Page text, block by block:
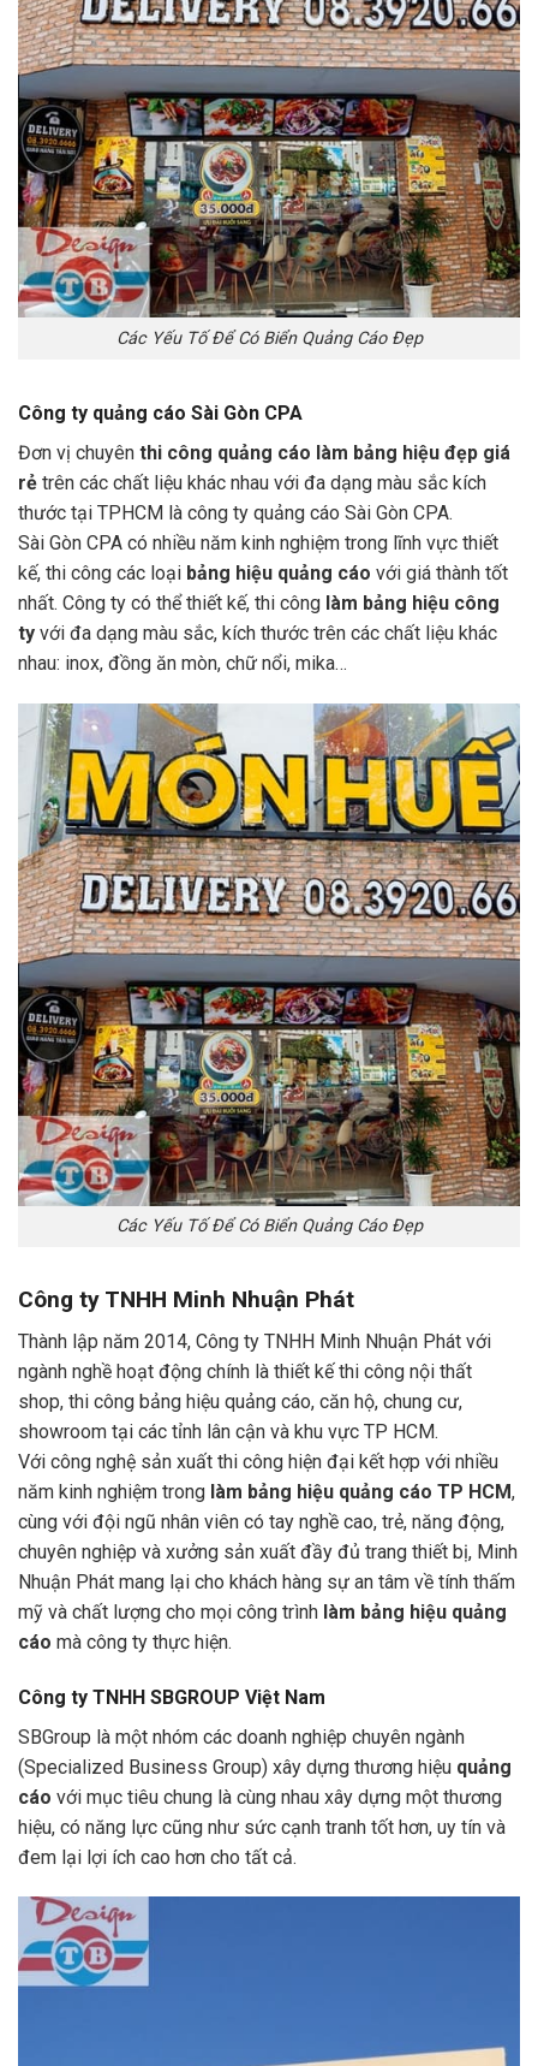
Các Yếu Tố Để Có Biển Quảng Cáo Đẹp
Công ty quảng cáo Sài Gòn CPA
Đơn vị chuyên thi công quảng cáo làm bảng hiệu đẹp giá
rẻ trên các chất liệu khác nhau với đa dạng màu sắc kích
thước tại TPHCM là công ty quảng cáo Sài Gòn CPA.
Sài Gòn CPA có nhiều năm kinh nghiệm trong lĩnh vực thiết
kế, thi công các loại bảng hiệu quảng cáo với giá thành tốt
nhất. Công ty có thể thiết kế, thi công làm bảng hiệu công
ty với đa dạng màu sắc, kích thước trên các chất liệu khác
nhau: inox, đồng ăn mòn, chữ nổi, mika…
Các Yếu Tố Để Có Biển Quảng Cáo Đẹp
Công ty TNHH Minh Nhuận Phát
Thành lập năm 2014, Công ty TNHH Minh Nhuận Phát với
ngành nghề hoạt động chính là thiết kế thi công nội thất
shop, thi công bảng hiệu quảng cáo, căn hộ, chung cư,
showroom tại các tỉnh lân cận và khu vực TP HCM.
Với công nghệ sản xuất thi công hiện đại kết hợp với nhiều
năm kinh nghiệm trong làm bảng hiệu quảng cáo TP HCM,
cùng với đội ngũ nhân viên có tay nghề cao, trẻ, năng động,
chuyên nghiệp và xưởng sản xuất đầy đủ trang thiết bị, Minh
Nhuận Phát mang lại cho khách hàng sự an tâm về tính thấm
mỹ và chất lượng cho mọi công trình làm bảng hiệu quảng
cáo mà công ty thực hiện.
Công ty TNHH SBGROUP Việt Nam
SBGroup là một nhóm các doanh nghiệp chuyên ngành
(Specialized Business Group) xây dựng thương hiệu quảng
cáo với mục tiêu chung là cùng nhau xây dựng một thương
hiệu, có năng lực cũng như sức cạnh tranh tốt hơn, uy tín và
đem lại lợi ích cao hơn cho tất cả.